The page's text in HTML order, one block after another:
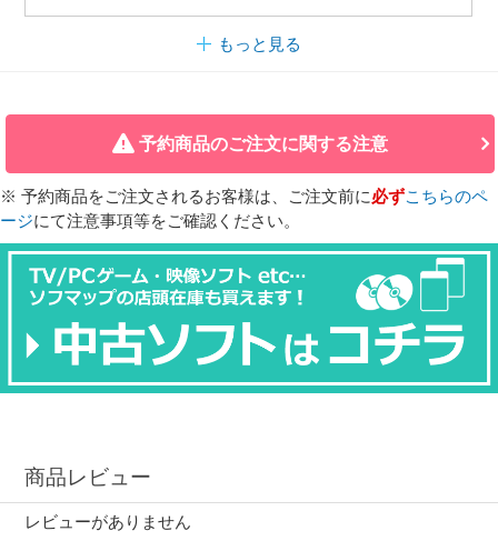
もっと見る
予約商品のご注文に関する注意
※ 予約商品をご注文されるお客様は、ご注文前に必ずこちらのペ
ージにて注意事項等をご確認ください。
商品レビュー
レビューがありません